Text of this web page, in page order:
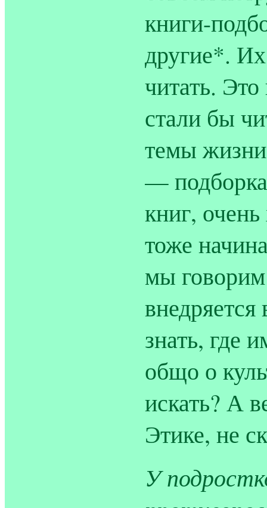
книги-
другие*.
читать.
стали бы
темы
— подборка
книг,
тоже
мы
знать, где
общо о
искать? А
Этике, не
У